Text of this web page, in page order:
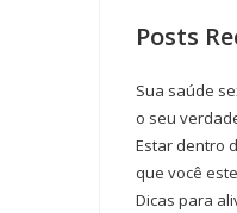
Posts
Sua saúde
o seu
Estar dentro
que você
Dicas para